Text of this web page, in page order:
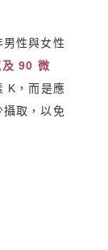
男性與女性
90 微
K，而是應
取，以免